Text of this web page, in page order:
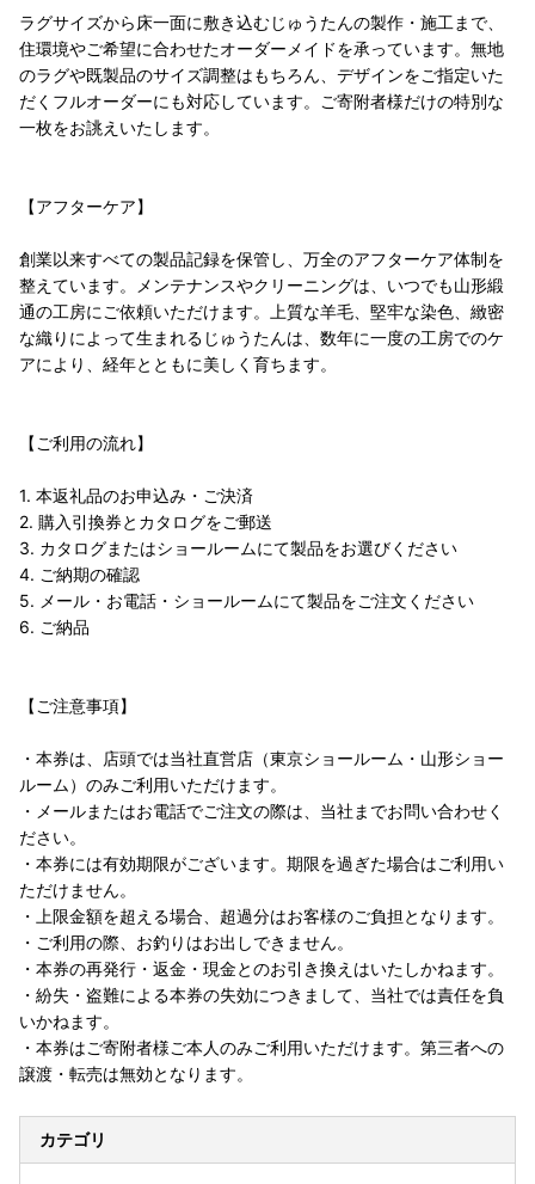
ラグサイズから床一面に敷き込むじゅうたんの製作・施工まで、
住環境やご希望に合わせたオーダーメイドを承っています。無地
のラグや既製品のサイズ調整はもちろん、デザインをご指定いた
だくフルオーダーにも対応しています。ご寄附者様だけの特別な
一枚をお誂えいたします。
【アフターケア】
創業以来すべての製品記録を保管し、万全のアフターケア体制を
整えています。メンテナンスやクリーニングは、いつでも山形緞
通の工房にご依頼いただけます。上質な羊毛、堅牢な染色、緻密
な織りによって生まれるじゅうたんは、数年に一度の工房でのケ
アにより、経年とともに美しく育ちます。
【ご利用の流れ】
1. 本返礼品のお申込み・ご決済
2. 購入引換券とカタログをご郵送
3. カタログまたはショールームにて製品をお選びください
4. ご納期の確認
5. メール・お電話・ショールームにて製品をご注文ください
6. ご納品
【ご注意事項】
・本券は、店頭では当社直営店（東京ショールーム・山形ショー
ルーム）のみご利用いただけます。
・メールまたはお電話でご注文の際は、当社までお問い合わせく
ださい。
・本券には有効期限がございます。期限を過ぎた場合はご利用い
ただけません。
・上限金額を超える場合、超過分はお客様のご負担となります。
・ご利用の際、お釣りはお出しできません。
・本券の再発行・返金・現金とのお引き換えはいたしかねます。
・紛失・盗難による本券の失効につきまして、当社では責任を負
いかねます。
・本券はご寄附者様ご本人のみご利用いただけます。第三者への
譲渡・転売は無効となります。
カテゴリ